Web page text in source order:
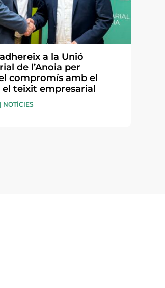
a la Unió
de l’Anoia per
compromís amb el
teixit empresarial
NOTÍCIES